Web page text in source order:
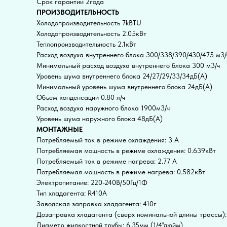
ПРОИЗВОДИТЕЛЬНОСТЬ
Холодопроизводительность 7kBTU
Холодопроизводительность 2.05кВт
Теплопроизводительность 2.1кВт
Расход воздуха внутреннего блока 300/338/390/430/475
Минимальный расход воздуха внутреннего блока 300 м3/ч
Уровень шума внутреннего блока 24/27/29/33/34дБ(А)
Минимальный уровень шума внутреннего блока 24дБ(А)
Объем конденсации 0.80 л/ч
Расход воздуха наружного блока 1900м3/ч
Уровень шума наружного блока 48дБ(А)
МОНТАЖНЫЕ
Потребляемый ток в режиме охлаждения: 3 А
Потребляемая мощность в режиме охлаждения: 0.639кВт
Потребляемый ток в режиме нагрева: 2.77 А
Потребляемая мощность в режиме нагрева: 0.582кВт
Электропитание: 220-240В/50Гц/1Ф
Тип хладагента: R410A
Заводская заправка хладагента: 410г
Дозаправка хладагента (сверх номинальной длины
Диаметр жидкостной трубы: 6,35мм (1/4"дюйм)